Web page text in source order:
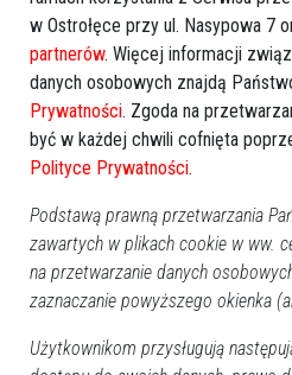
w Ostrołęce przy ul. Nasypowa 7
partnerów. Więcej informacji
danych osobowych znajdą
Prywatności. Zgoda na
być w każdej chwili cofnięta
Polityce Prywatności.
Podstawą prawną przetwarzania
zawartych w plikach cookie w ww.
na przetwarzanie danych
zaznaczanie powyższego okienka
Użytkownikom przysługują